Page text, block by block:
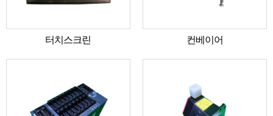
터치스크린 컨베이어